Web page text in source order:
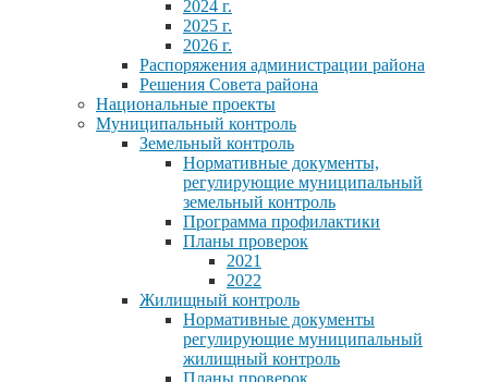
2024 г.
2025 г.
2026 г.
Распоряжения администрации района
Решения Совета района
Национальные проекты
Муниципальный контроль
Земельный контроль
Нормативные документы,
регулирующие муниципальный
земельный контроль
Программа профилактики
Планы проверок
2021
2022
Жилищный контроль
Нормативные документы
регулирующие муниципальный
жилищный контроль
Планы проверок